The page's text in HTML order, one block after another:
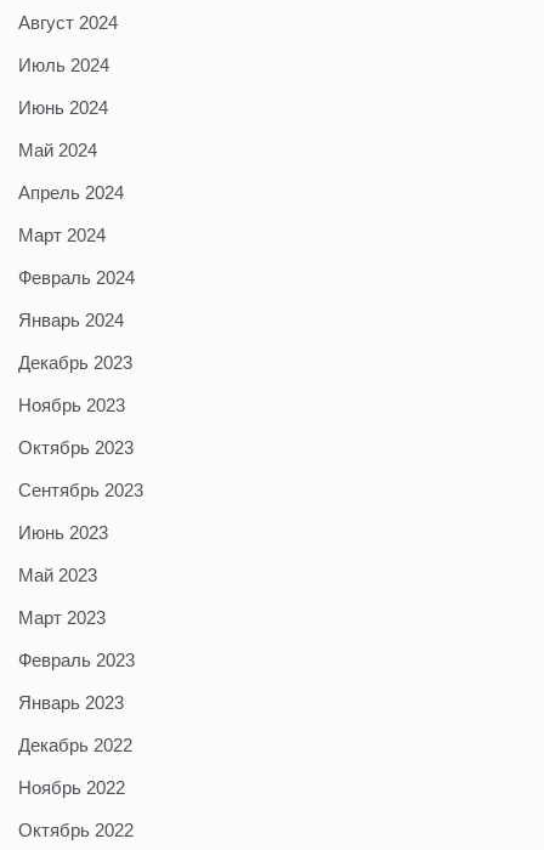
Август 2024
Июль 2024
Июнь 2024
Май 2024
Апрель 2024
Март 2024
Февраль 2024
Январь 2024
Декабрь 2023
Ноябрь 2023
Октябрь 2023
Сентябрь 2023
Июнь 2023
Май 2023
Март 2023
Февраль 2023
Январь 2023
Декабрь 2022
Ноябрь 2022
Октябрь 2022